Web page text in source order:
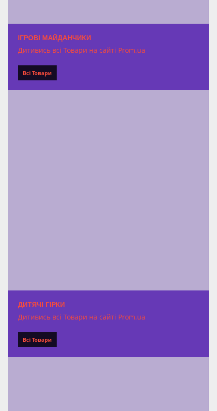
ІГРОВІ МАЙДАНЧИКИ
Дитивись всі Товари на сайті Prom.ua
Всі Товари
ДИТЯЧІ ГІРКИ
Дитивись всі Товари на сайті Prom.ua
Всі Товари